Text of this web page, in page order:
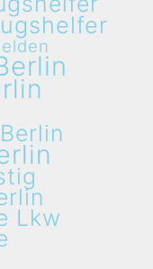
Lkw